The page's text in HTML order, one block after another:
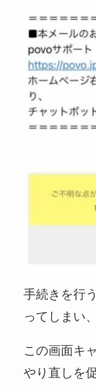
手続きを行
ってしまい
この画面キ
やり直しを